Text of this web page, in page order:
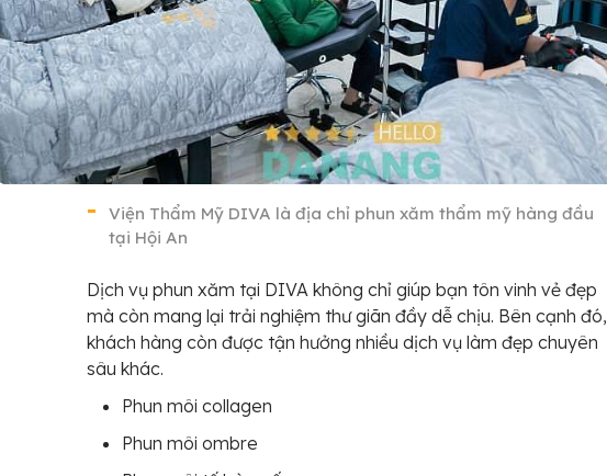
Viện Thẩm Mỹ DIVA là địa chỉ phun xăm thẩm mỹ hàng đầu
tại Hội An
Dịch vụ phun xăm tại DIVA không chỉ giúp bạn tôn vinh vẻ đẹp
mà còn mang lại trải nghiệm thư giãn đầy dễ chịu. Bên cạnh đó,
khách hàng còn được tận hưởng nhiều dịch vụ làm đẹp chuyên
sâu khác.
Phun môi collagen
Phun môi ombre